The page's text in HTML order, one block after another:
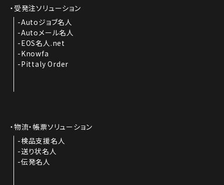
受発注ソリューション
Autoジョブ名人
Autoメール名人
EOS名人.net
Knowfa
Pittaly Order
物流・帳票ソリューション
検品支援名人
送り状名人
伝発名人